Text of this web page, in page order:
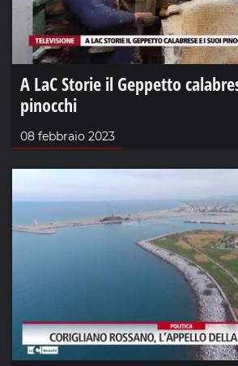
A LaC Storie il Geppetto
pinocchi
08 febbraio 2023